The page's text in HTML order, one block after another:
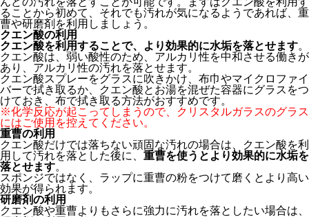
ることから初めて、それでも汚れが気になるようであれば、重
曹や研磨剤を利用しましょう。
クエン酸の利用
クエン酸を利用することで、より効果的に水垢を落とせます。
クエン酸は、弱い酸性のため、アルカリ性を中和させる働きが
あり、アルカリ性の汚れを落とせます。
クエン酸スプレーをグラスに吹きかけ、布巾やマイクロファイ
バーで拭き取るか、クエン酸とお湯を混ぜた容器にグラスをつ
けておき、布で拭き取る方法がおすすめです。
※化学反応が起こってしまうので、クリスタルガラスのグラス
にはご使用を控えてください。
重曹の利用
クエン酸だけでは落ちない頑固な汚れの場合は、クエン酸を利
用して汚れを落とした後に、 重曹を使うとより効果的に水垢を
落とせます。
スポンジではなく、ラップに重曹の粉をつけて磨くとより高い
効果が得られます。
研磨剤の利用
クエン酸や重曹よりもさらに強力に汚れを落としたい場合は、